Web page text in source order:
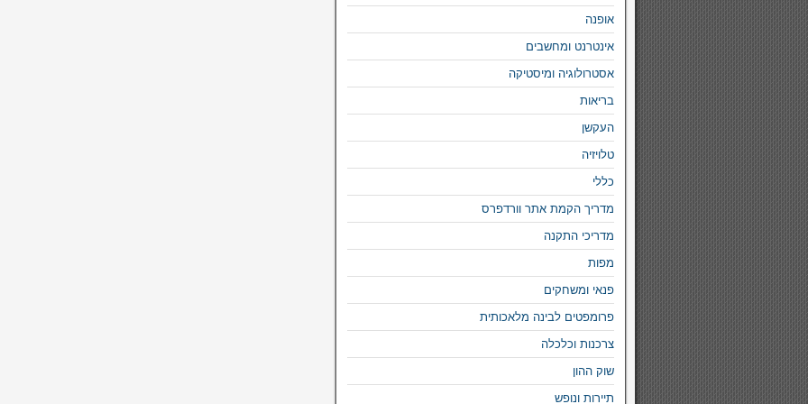
אופנה
אינטרנט ומחשבים
אסטרולוגיה ומיסטיקה
בריאות
העקשן
טלויזיה
כללי
מדריך הקמת אתר וורדפרס
מדריכי התקנה
מפות
פנאי ומשחקים
פרומפטים לבינה מלאכותית
צרכנות וכלכלה
שוק ההון
תיירות ונופש